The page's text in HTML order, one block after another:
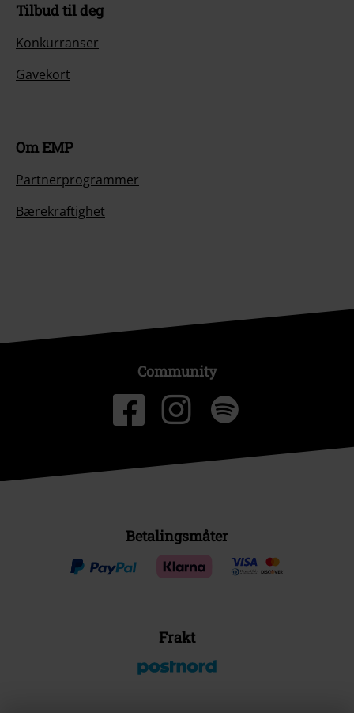
Tilbud til deg
Konkurranser
Gavekort
Om EMP
Partnerprogrammer
Bærekraftighet
Community
Betalingsmåter
Frakt